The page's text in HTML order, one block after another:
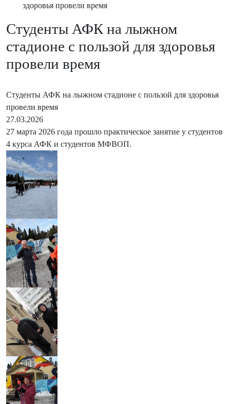
здоровья провели время
Студенты АФК на лыжном
стадионе с пользой для здоровья
провели время
Студенты АФК на лыжном стадионе с пользой для здоровья
провели время
27.03.2026
27 марта 2026 года прошло практическое занятие у студентов
4 курса АФК и студентов МФВОП.